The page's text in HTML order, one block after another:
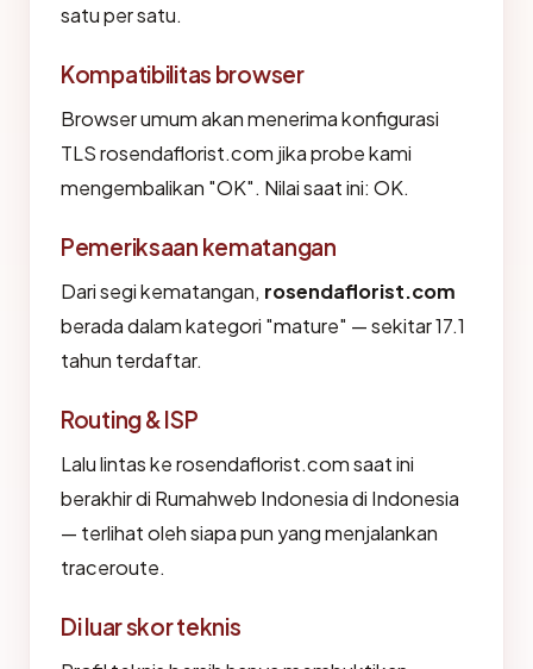
satu per satu.
Kompatibilitas browser
Browser umum akan menerima konfigurasi
TLS rosendaflorist.com jika probe kami
mengembalikan "OK". Nilai saat ini: OK.
Pemeriksaan kematangan
Dari segi kematangan, rosendaflorist.com
berada dalam kategori "mature" — sekitar 17.1
tahun terdaftar.
Routing & ISP
Lalu lintas ke rosendaflorist.com saat ini
berakhir di Rumahweb Indonesia di Indonesia
— terlihat oleh siapa pun yang menjalankan
traceroute.
Di luar skor teknis